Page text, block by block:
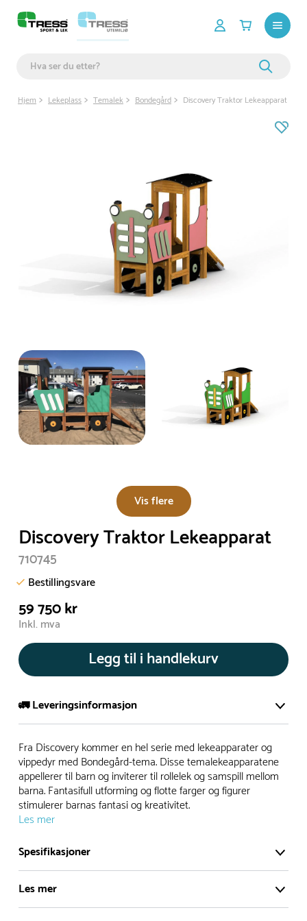
Hjem Lekeplass Temalek Bondegård Discovery Traktor Lekeapparat
Vis flere
Discovery Traktor Lekeapparat
710745
Bestillingsvare
59 750 kr
Inkl. mva
Legg til i handlekurv
🚛 Leveringsinformasjon
De aller fleste av våre lekeapparat produseres på bestilling.
Leveringstid på bestillingsvarer vil være 8+ uker.
I høysesong må lengre leveringstid påregnes.
Rask levering
Hos oss finner du flere produkter merket ‘Rask Levering’.
Dette er produkter som normalt sett er bestillingsvarer,
men hos oss er de lagervare.
Fra Discovery kommer en hel serie med lekeapparater og
vippedyr med Bondegård-tema. Disse temalekeapparatene
appellerer til barn og inviterer til rollelek og samspill mellom
barna. Fantasifull utforming og flotte farger og figurer
stimulerer barnas fantasi og kreativitet.
Les mer
Spesifikasjoner
Les mer